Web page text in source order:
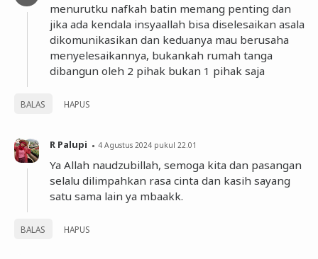
menurutku nafkah batin memang penting dan
jika ada kendala insyaallah bisa diselesaikan asala
dikomunikasikan dan keduanya mau berusaha
menyelesaikannya, bukankah rumah tanga
dibangun oleh 2 pihak bukan 1 pihak saja
BALAS HAPUS
R Palupi 4 Agustus 2024 pukul 22.01
Ya Allah naudzubillah, semoga kita dan pasangan
selalu dilimpahkan rasa cinta dan kasih sayang
satu sama lain ya mbaakk.
BALAS HAPUS